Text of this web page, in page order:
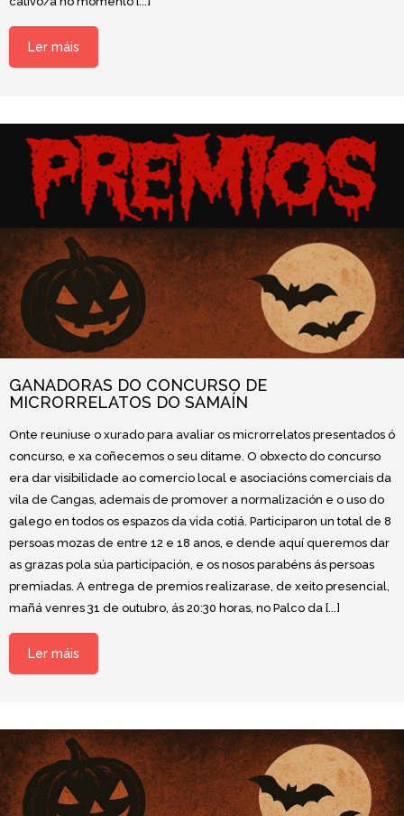
Ler máis
GANADORAS DO CONCURSO DE
MICRORRELATOS DO SAMAÍN
Onte reuniuse o xurado para avaliar os microrrelatos presentados ó
concurso, e xa coñecemos o seu ditame. O obxecto do concurso
era dar visibilidade ao comercio local e asociacións comerciais da
vila de Cangas, ademais de promover a normalización e o uso do
galego en todos os espazos da vida cotiá. Participaron un total de 8
persoas mozas de entre 12 e 18 anos, e dende aquí queremos dar
as grazas pola súa participación, e os nosos parabéns ás persoas
premiadas. A entrega de premios realizarase, de xeito presencial,
mañá venres 31 de outubro, ás 20:30 horas, no Palco da [...]
Ler máis